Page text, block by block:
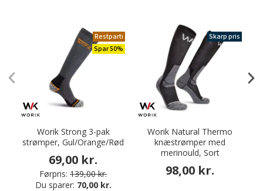
Restparti
Spar 50%
Worik Strong 3-pak
strømper, Gul/Orange/Rød
69,00 kr.
Førpris: 139,00 kr.
Du sparer: 70,00 kr.
Skarp pris
Worik Natural Thermo
knæstrømper med
merinould, Sort
98,00 kr.